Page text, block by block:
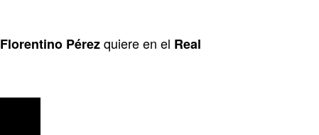
Florentino Pérezquiere en el Real